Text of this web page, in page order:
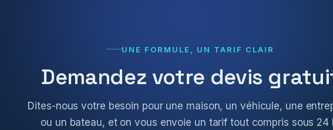
UNE FORMULE, UN TARIF CLAIR
Demandez votre devis
Dites-nous votre besoin pour une maison, un véhicule, une
ou un bateau, et on vous envoie un tarif tout compris sous 24